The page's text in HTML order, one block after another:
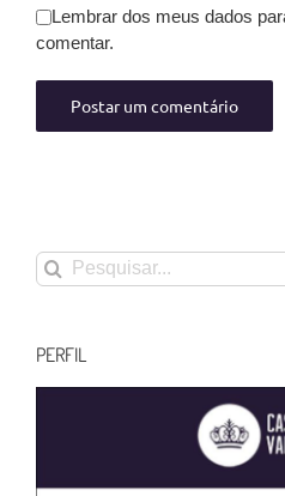
Lembrar dos meus dados
comentar.
Buscar
resultados
PERFIL